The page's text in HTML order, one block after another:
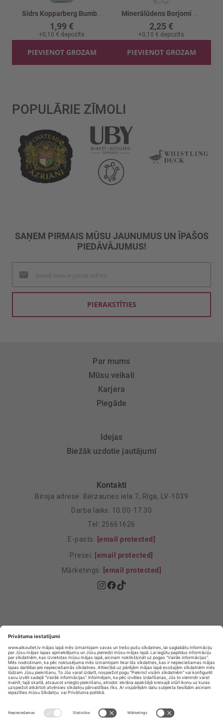
1,99 €
+0,10 € depozīts
PIEVIENOT GROZAM
2,25 €
+0,10 € depozīts
PIEVIENOT GROZAM
POPULĀRIE ZĪMOLI
SAŅEM PIRMAIS MŪSU JAUNUMUS UN ĪPAŠOS
PIEDĀVĀJUMUS!
jaunumu
saņemšanai:
PIERAKSTĪTIES
Par mums
Mūsu veikali
Karjera
Piegāde
Idejas
Biežāk uzdotie jautājumi
Kontakti
Biroja adrese: Bērzaunes iela 7, Rīga, LV-1039
Darba laiks: 10.00-17.30
Tel: 25661626
E-pasts: [email protected]
Presei: [email protected]
Mārketings: [email protected]
Privātuma Iestatījumi
E-veikala lietošanas noteikumi